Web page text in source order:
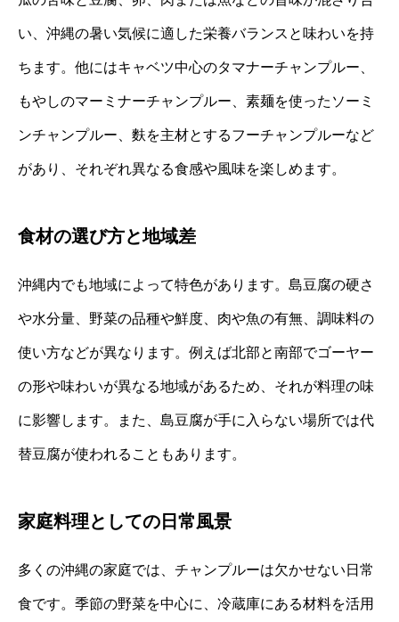
い、沖縄の暑い気候に適した栄養バランスと味わいを持
ちます。他にはキャベツ中心のタマナーチャンプルー、
もやしのマーミナーチャンプルー、素麺を使ったソーミ
ンチャンプルー、麩を主材とするフーチャンプルーなど
があり、それぞれ異なる食感や風味を楽しめます。
食材の選び方と地域差
沖縄内でも地域によって特色があります。島豆腐の硬さ
や水分量、野菜の品種や鮮度、肉や魚の有無、調味料の
使い方などが異なります。例えば北部と南部でゴーヤー
の形や味わいが異なる地域があるため、それが料理の味
に影響します。また、島豆腐が手に入らない場所では代
替豆腐が使われることもあります。
家庭料理としての日常風景
多くの沖縄の家庭では、チャンプルーは欠かせない日常
食です。季節の野菜を中心に、冷蔵庫にある材料を活用